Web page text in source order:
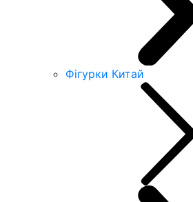
Фігурки Китай